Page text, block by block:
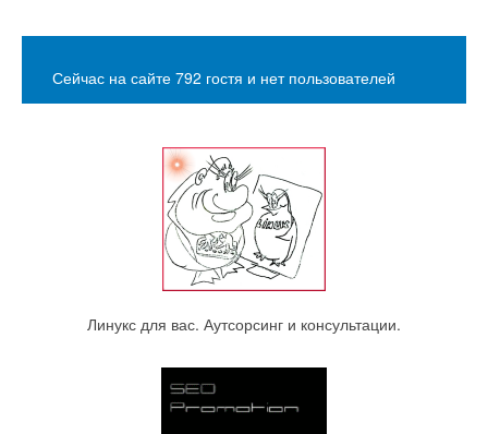
Сейчас на сайте 792 гостя и нет пользователей
Линукс для вас. Аутсорсинг и консультации.